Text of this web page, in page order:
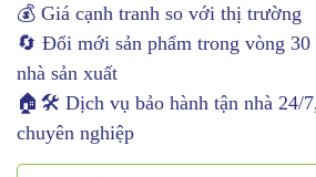
💰 Giá cạnh tranh so với thị trường
🔄 Đổi mới sản phẩm trong vòng
nhà sản xuất
🏠🛠️ Dịch vụ bảo hành tận nhà 24/
chuyên nghiệp